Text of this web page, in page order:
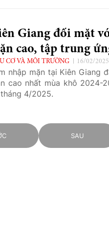
Giang đối mặt
cao, tập trung
CƠ VÀ MÔI TRƯỜNG 16/02/2025
nhập mặn tại Kiên Giang
cao nhất mùa khô 2024-
4/2025.
SAU